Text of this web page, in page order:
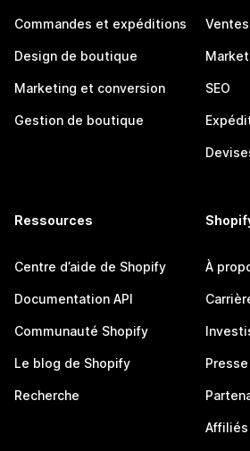
Commandes et expéditions
Design de boutique
Marketing et conversion
Gestion de boutique
SEO
Ressources
Centre d’aide de Shopify
Documentation API
Communauté Shopify
Le blog de Shopify
Recherche
À
Affiliés